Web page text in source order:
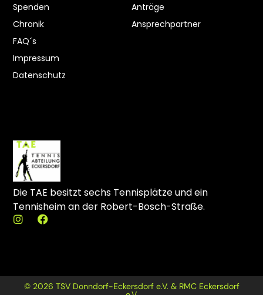
Die TAE besitzt sechs Tennisplätze und ein
Tennisheim an der Robert-Bosch-Straße.
I F
o
Anträge
Ansprechpartner
Spenden
Chronik
FAQ´s
Impressum
Datenschutz
© 2026 TSV Donndorf-Eckersdorf e.V. & RMC Eckersdorf